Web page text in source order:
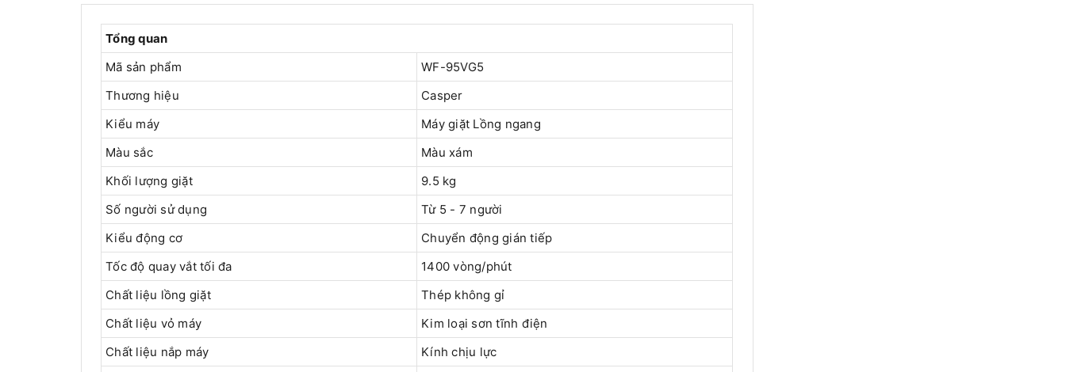
Tổng quan
Mã sản phẩm
WF-95VG5
Thương hiệu
Casper
Kiểu máy
Máy giặt Lồng ngang
Màu sắc
Màu xám
Khối lượng giặt
9.5 kg
Số người sử dụng
Từ 5 - 7 người
Kiểu động cơ
Chuyển động gián tiếp
Tốc độ quay vắt tối đa
1400 vòng/phút
Chất liệu lồng giặt
Thép không gỉ
Chất liệu vỏ máy
Kim loại sơn tĩnh điện
Chất liệu nắp máy
Kính chịu lực